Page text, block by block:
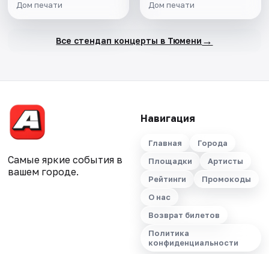
Дом печати Дом печати
Все стендап концерты в Тюмени →
Самые яркие события в
вашем городе.
Навигация
Главная
Города
Площадки
Артисты
Рейтинги
Промокоды
О нас
Возврат билетов
Политика
конфиденциальности